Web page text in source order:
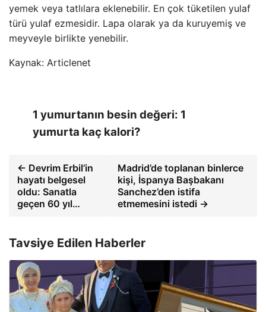
yemek veya tatlılara eklenebilir. En çok tüketilen yulaf
türü yulaf ezmesidir. Lapa olarak ya da kuruyemiş ve
meyveyle birlikte yenebilir.
Kaynak: Articlenet
1 yumurtanın besin değeri: 1
yumurta kaç kalori?
← Devrim Erbil’in
hayatı belgesel
oldu: Sanatla
geçen 60 yıl…
Madrid’de toplanan binlerce
kişi, İspanya Başbakanı
Sanchez’den istifa
etmemesini istedi →
Tavsiye Edilen Haberler